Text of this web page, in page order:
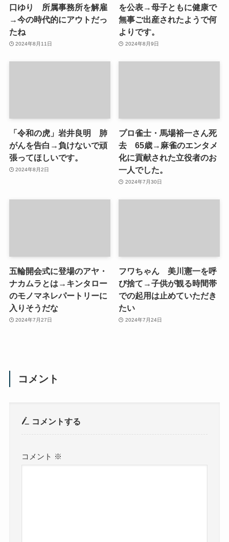
口ゆり 所属事務所を解雇
→今の時代的にアウトだっ
たね
2024年8月11日
を公表→母子ともに健康で
無事ご出産されたようで何
よりです。
2024年8月9日
「令和の虎」岩井良明 肺
がんを告白→負けないで頑
張ってほしいです。
2024年8月2日
プロ雀士・馬場裕一さん死
去 65歳→麻雀のエンタメ
化に貢献された立役者のお
一人でした。
2024年7月30日
五輪開会式に登場のアヤ・
ナカムラとは→キンタロー
のモノマネレパートリーに
入りそうだな
2024年7月27日
フワちゃん 美川憲一を呼
び捨て→子供が観る時間帯
での起用は止めていただき
たい
2024年7月24日
コメント
コメントする
コメント ※